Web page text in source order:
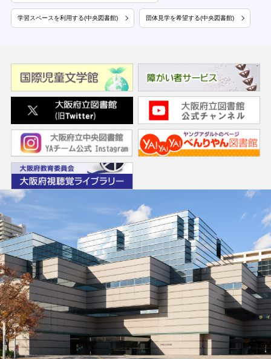
学習スペースを利用する(中央図書館) 団体見学を希望する(中央図書館)